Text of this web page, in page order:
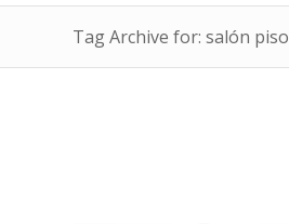
Tag Archive for: salón piso